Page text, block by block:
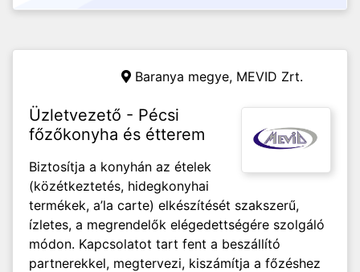
Baranya megye, MEVID Zrt.
Üzletvezető - Pécsi
főzőkonyha és étterem
Biztosítja a konyhán az ételek
(közétkeztetés, hidegkonyhai
termékek, a’la carte) elkészítését szakszerű,
ízletes, a megrendelők elégedettségére szolgáló
módon. Kapcsolatot tart fent a beszállító
partnerekkel, megtervezi, kiszámítja a főzéshez